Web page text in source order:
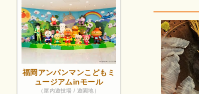
福岡アンパンマンこどもミ
ュージアムinモール
（屋内遊技場 / 遊園地）